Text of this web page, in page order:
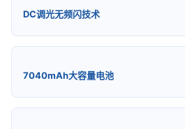
DC调光无频闪技术
7040mAh大容量电池